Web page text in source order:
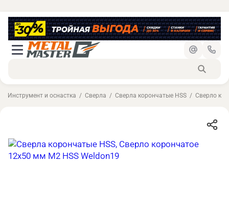
Инструмент и оснастка Сверла Сверла корончатые HSS Сверло